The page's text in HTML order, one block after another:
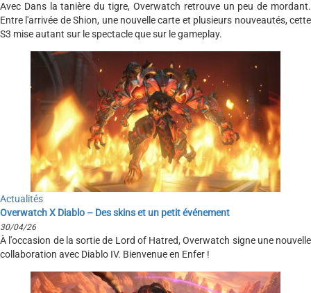
Avec Dans la tanière du tigre, Overwatch retrouve un peu de mordant.
Entre l'arrivée de Shion, une nouvelle carte et plusieurs nouveautés, cette
S3 mise autant sur le spectacle que sur le gameplay.
Actualités
Overwatch X Diablo – Des skins et un petit événement
30/04/26
À l'occasion de la sortie de Lord of Hatred, Overwatch signe une nouvelle
collaboration avec Diablo IV. Bienvenue en Enfer !